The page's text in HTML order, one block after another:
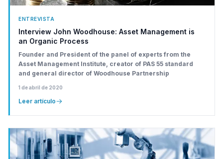
ENTREVISTA
Interview John Woodhouse: Asset Management is
an Organic Process
Founder and President of the panel of experts from the
Asset Management Institute, creator of PAS 55 standard
and general director of Woodhouse Partnership
1 de abril de 2020
Leer artículo